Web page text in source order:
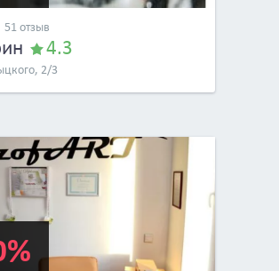
51 отзыв
4.3
2/3